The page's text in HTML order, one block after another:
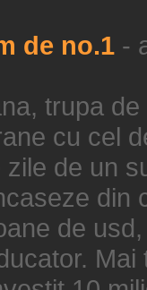
de no.1 -
trupa
cu cel
de un
din
de